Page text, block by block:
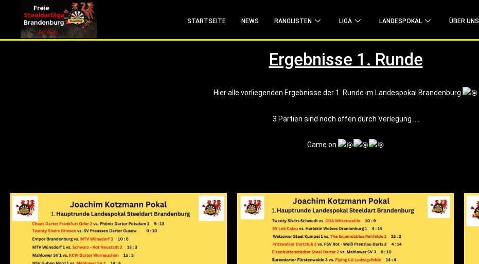
info (at) fsdl-brandenburg.de Zum Liga Live-Ticker
STARTSEITE NEWS RANGLISTEN LIGA LANDESPOKAL ÜBER UNS
Ergebnisse 1. Runde
Hier alle vorliegenden Ergebnisse der 1. Runde im Landespokal Brandenburg
3 Partien sind noch offen durch Verlegung ….
Game on